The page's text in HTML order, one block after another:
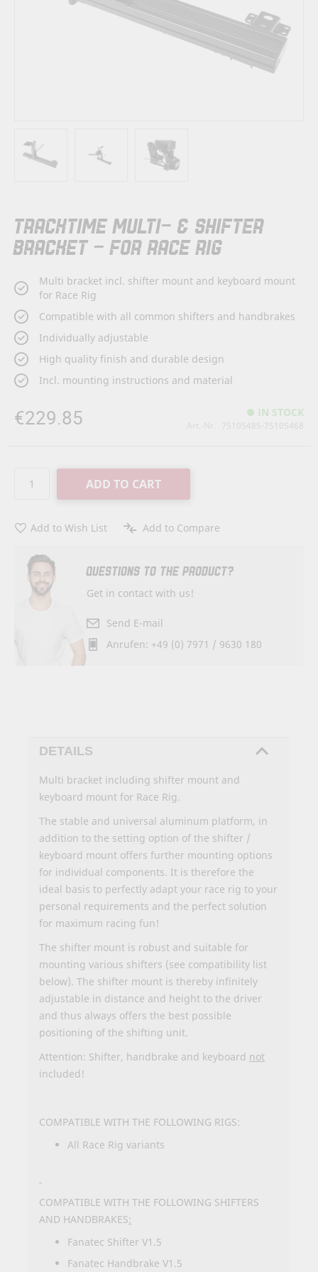
TRACKTIME MULTI- & SHIFTER
BRACKET - FOR RACE RIG
Multi bracket incl. shifter mount and keyboard mount
for Race Rig
Compatible with all common shifters and handbrakes
Individually adjustable
High quality finish and durable design
Incl. mounting instructions and material
€229.85 IN STOCK
Art.-Nr. 75105485-75105468
ADD TO CART
Add to Wish List Add to Compare
to
the
beginning
the
images
gallery
QUESTIONS TO THE PRODUCT?
Get in contact with us!
Send E-mail
Anrufen: +49 (0) 7971 / 9630 180
DETAILS
Multi bracket including shifter mount and
keyboard mount for Race Rig.
The stable and universal aluminum platform, in
addition to the setting option of the shifter /
keyboard mount offers further mounting options
for individual components. It is therefore the
ideal basis to perfectly adapt your race rig to your
personal requirements and the perfect solution
for maximum racing fun!
The shifter mount is robust and suitable for
mounting various shifters (see compatibility list
below). The shifter mount is thereby infinitely
adjustable in distance and height to the driver
and thus always offers the best possible
positioning of the shifting unit.
Attention: Shifter, handbrake and keyboard not
included!
COMPATIBLE WITH THE FOLLOWING RIGS:
All Race Rig variants
COMPATIBLE WITH THE FOLLOWING SHIFTERS
AND HANDBRAKES:
Fanatec Shifter V1.5
Fanatec Handbrake V1.5